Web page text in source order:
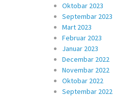
Oktobar 2023
Septembar 2023
Mart 2023
Februar 2023
Januar 2023
Decembar 2022
Novembar 2022
Oktobar 2022
Septembar 2022